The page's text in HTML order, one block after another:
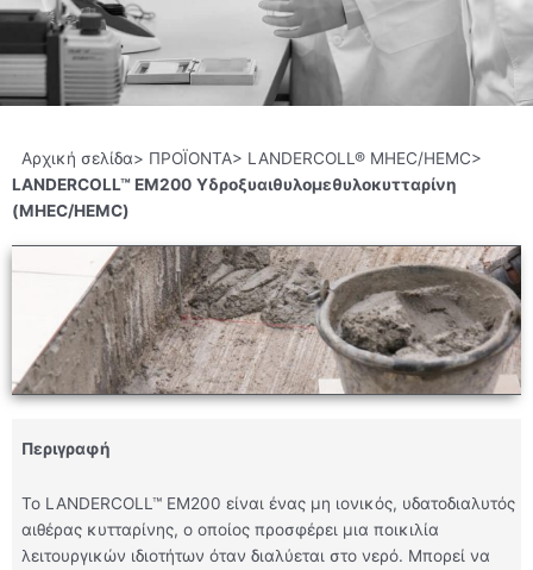
Αρχική σελίδα> ΠΡΟΪΟΝΤΑ> LANDERCOLL® MHEC/HEMC>
LANDERCOLL™ EM200 Υδροξυαιθυλομεθυλοκυτταρίνη
(MHEC/HEMC)
Περιγραφή
Το LANDERCOLL™ EM200 είναι ένας μη ιονικός, υδατοδιαλυτός
αιθέρας κυτταρίνης, ο οποίος προσφέρει μια ποικιλία
λειτουργικών ιδιοτήτων όταν διαλύεται στο νερό. Μπορεί να